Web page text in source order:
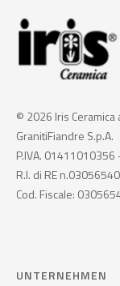
© 2026 Iris Ceramica
GranitiFiandre S.p.A.
P.IVA. 01411010356
R.I. di RE
Cod. Fiscale:
UNTERNEHMEN